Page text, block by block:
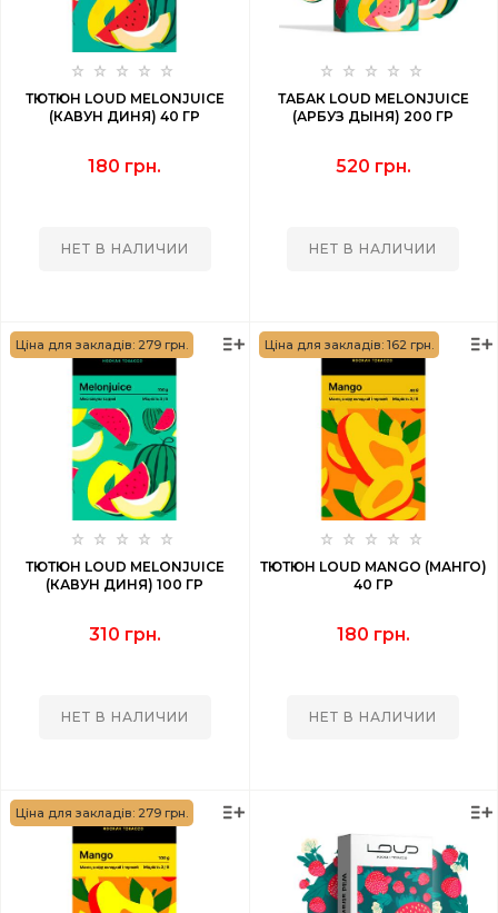
ТЮТЮН LOUD MELONJUICE
(КАВУН ДИНЯ) 40 ГР
180 грн.
НЕТ В НАЛИЧИИ
ТАБАК LOUD MELONJUICE
(АРБУЗ ДЫНЯ) 200 ГР
520 грн.
НЕТ В НАЛИЧИИ
Ціна для закладів: 279 грн.
ТЮТЮН LOUD MELONJUICE
(КАВУН ДИНЯ) 100 ГР
310 грн.
НЕТ В НАЛИЧИИ
Ціна для закладів: 162 грн.
ТЮТЮН LOUD MANGO (МАНГО)
40 ГР
180 грн.
НЕТ В НАЛИЧИИ
Ціна для закладів: 279 грн.